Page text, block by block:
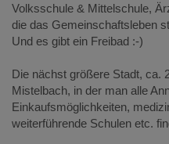
Volksschule & Mittelschule,
die das Gemeinschaftsleben
Und es gibt ein Freibad :-)
Die nächst größere Stadt, ca.
Mistelbach, in der man alle
Einkaufsmöglichkeiten,
weiterführende Schulen etc.